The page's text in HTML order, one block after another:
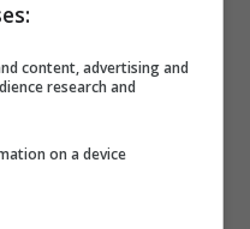
chiamati all’ostica
content, advertising and
research and
on a device